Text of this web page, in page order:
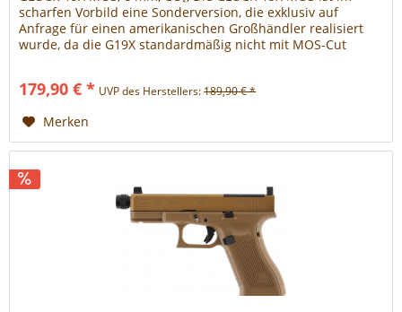
scharfen Vorbild eine Sonderversion, die exklusiv auf
Anfrage für einen amerikanischen Großhändler realisiert
wurde, da die G19X standardmäßig nicht mit MOS-Cut
179,90 € * UVP des Herstellers:189,90 € *
Merken